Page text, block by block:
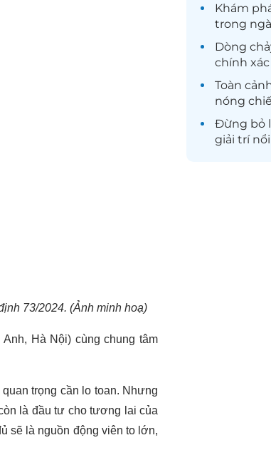
73/2024. (Ảnh minh hoạ)
Hà Nội) cùng chung tâm
trọng cần lo toan. Nhưng
là đầu tư cho tương lai của
sẽ là nguồn động viên to lớn,
Khám
trong
Dòng
chính
Toàn
nóng
Đừng bỏ
giải trínổi